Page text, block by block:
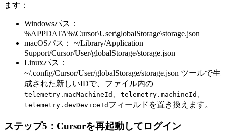
ます：
Windowsパス：
%APPDATA%\Cursor\User\globalStorage\storage.json
macOSパス： ~/Library/Application
Support/Cursor/User/globalStorage/storage.json
Linuxパス：
~/.config/Cursor/User/globalStorage/storage.json ツールで生
成された新しいIDで、ファイル内の
telemetry.macMachineId telemetry.machineId
telemetry.devDeviceId フィールドを置き換えます。
ステップ5：Cursorを再起動してログイン